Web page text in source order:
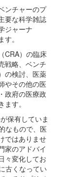
ンチャーのプ
要な科学雑誌
ジャーナ
。
CRA）の臨床
戦略、ベンチ
の検討、医薬
やその他の医
政府の医療政
す。
保有していま
なもので、医
ではありませ
家のアドバイ
々変化してお
古くなってい